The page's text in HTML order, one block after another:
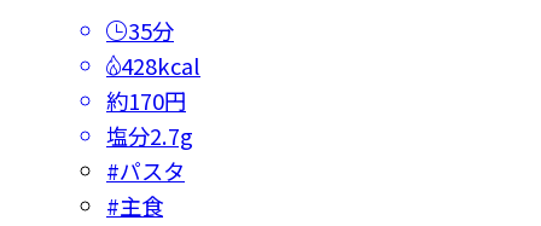
35分
428kcal
約170円
塩分2.7g
#パスタ
#主食